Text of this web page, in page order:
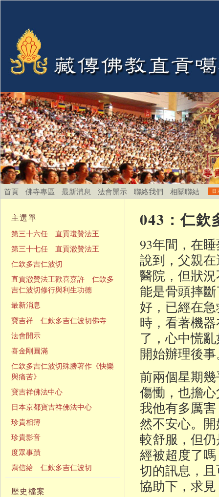
首頁 佛寺專區 最新消息 法會開示 聯絡我們 相關聯結
043：仁欽
93年間，在
說到，父親
醫院，但狀
能是骨頭摔
好，已經在
時，看著機
了，心中慌
開始辦理後
前兩個星期
傷慟，也擔
我他有多厲
然不安心。
較舒服，但
經被超度了
切的訊息，
協助下，求
主選單
第三十六任 直貢瓊贊法王
第三十七任 直貢澈贊法王
仁欽多吉仁波切
直貢澈贊法王歡喜嘉許 仁欽多
吉仁波切修行與利生功德
最新消息
寶吉祥 仁欽多吉仁波切佛寺
法會開示
喜金剛圓滿
仁欽多吉仁波切殊勝著作《快樂
與痛苦》
寶吉祥佛法中心
日本京都寶吉祥佛法中心
珍貴相簿
珍貴影音
度眾事蹟
寫信給 仁欽多吉仁波切
歷史檔案